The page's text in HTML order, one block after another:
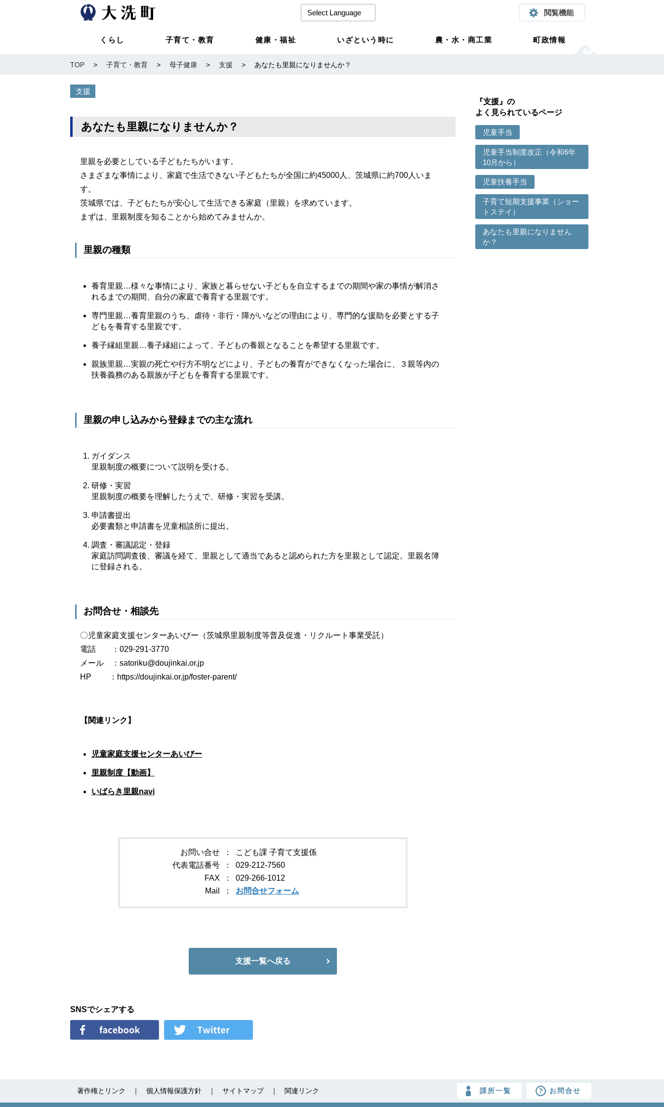
閲覧機能
くらし 子育て・教育 健康・福祉 いざという時に 農・水・商工業 町政情報
TOP > 子育て・教育 > 母子健康 > 支援 > あなたも里親になりませんか？
支援
あなたも里親になりませんか？
里親を必要としている子どもたちがいます。
さまざまな事情により、家庭で生活できない子どもたちが全国に約45000人、茨城県に約700人いま
す。
茨城県では、子どもたちが安心して生活できる家庭（里親）を求めています。
まずは、里親制度を知ることから始めてみませんか。
里親の種類
養育里親…様々な事情により、家族と暮らせない子どもを自立するまでの期間や家の事情が解消さ
れるまでの期間、自分の家庭で養育する里親です。
専門里親…養育里親のうち、虐待・非行・障がいなどの理由により、専門的な援助を必要とする子
どもを養育する里親です。
養子縁組里親…養子縁組によって、子どもの養親となることを希望する里親です。
親族里親…実親の死亡や行方不明などにより、子どもの養育ができなくなった場合に、３親等内の
扶養義務のある親族が子どもを養育する里親です。
里親の申し込みから登録までの主な流れ
ガイダンス
里親制度の概要について説明を受ける。
研修・実習
里親制度の概要を理解したうえで、研修・実習を受講。
申請書提出
必要書類と申請書を児童相談所に提出。
調査・審議認定・登録
家庭訪問調査後、審議を経て、里親として適当であると認められた方を里親として認定。里親名簿
に登録される。
お問合せ・相談先
〇児童家庭支援センターあいびー（茨城県里親制度等普及促進・リクルート事業受託）
電話 ：029-291-3770
メール ：satoriku@doujinkai.or.jp
HP ：https://doujinkai.or.jp/foster-parent/
【関連リンク】
児童家庭支援センターあいびー
里親制度【動画】
いばらき里親navi
お問い合せ
こども課 子育て支援係
代表電話番号
029-212-7560
FAX
029-266-1012
Mail
お問合せフォーム
支援一覧へ戻る
SNSでシェアする
『支援』の
よく見られているページ
児童手当
児童手当制度改正（令和6年
10月から）
児童扶養手当
子育て短期支援事業（ショー
トステイ）
あなたも里親になりません
か？
著作権とリンク 個人情報保護方針 サイトマップ 関連リンク 課所一覧 お問合せ